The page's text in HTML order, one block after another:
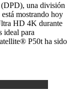
una división
mostrando hoy
HD 4K durante
ideal para
P50t ha sido